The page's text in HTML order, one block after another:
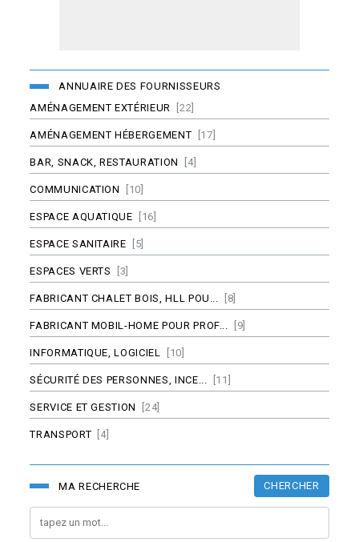
ANNUAIRE DES FOURNISSEURS
AMÉNAGEMENT EXTÉRIEUR [22]
AMÉNAGEMENT HÉBERGEMENT [17]
BAR, SNACK, RESTAURATION [4]
COMMUNICATION [10]
ESPACE AQUATIQUE [16]
ESPACE SANITAIRE [5]
ESPACES VERTS [3]
FABRICANT CHALET BOIS, HLL POU... [8]
FABRICANT MOBIL-HOME POUR PROF... [9]
INFORMATIQUE, LOGICIEL [10]
SÉCURITÉ DES PERSONNES, INCE... [11]
SERVICE ET GESTION [24]
TRANSPORT [4]
MA RECHERCHE CHERCHER